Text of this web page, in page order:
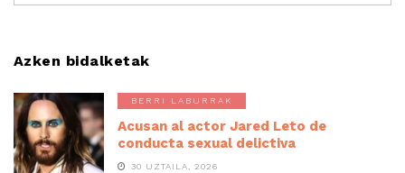
Azken bidalketak
BERRI LABURRAK
Acusan al actor Jared Leto de
conducta sexual delictiva
30 UZTAILA, 2026